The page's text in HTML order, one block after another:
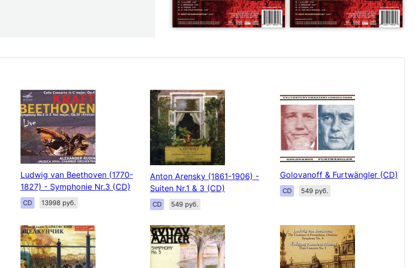
Ludwig van Beethoven (1770-
1827) - Symphonie Nr.3 (CD)
CD 13998 руб.
Anton Arensky (1861-1906) -
Suiten Nr.1 & 3 (CD)
CD 549 руб.
Golovanoff & Furtwängler (CD)
CD 549 руб.